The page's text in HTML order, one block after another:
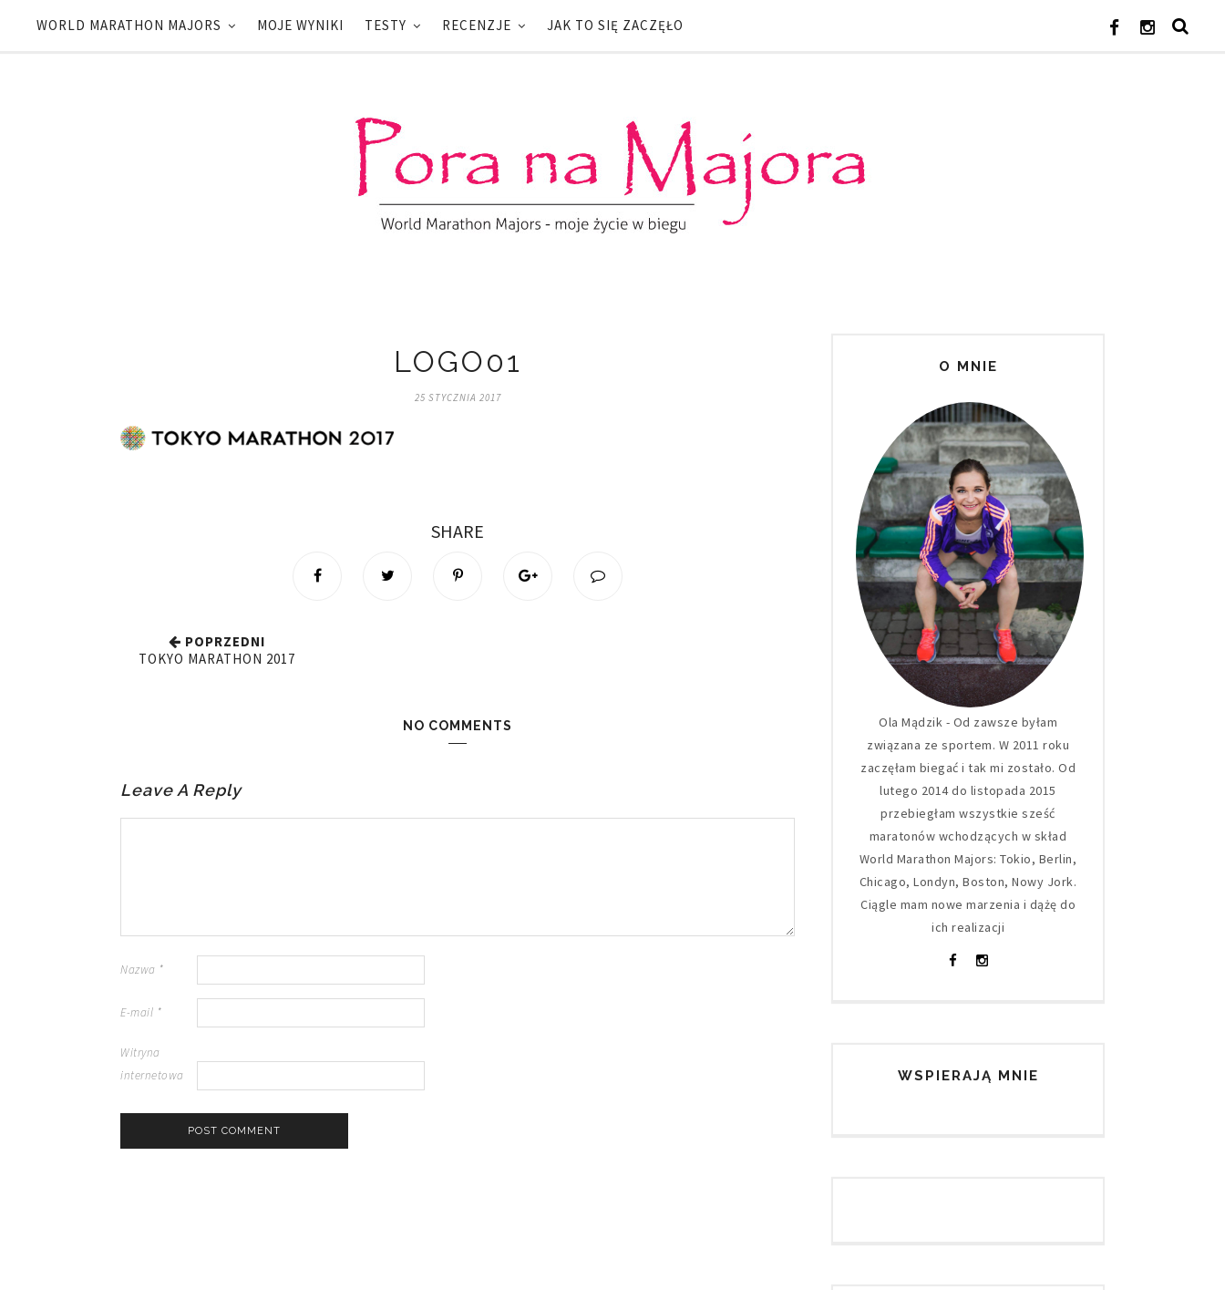
WORLD MARATHON MAJORS MOJE WYNIKI TESTY RECENZJE JAK TO SIĘ ZACZĘŁO
LOGO01
25 STYCZNIA 2017
SHARE
POPRZEDNI
TOKYO MARATHON 2017
NO COMMENTS
Leave A Reply
Nazwa *
E-mail *
Witryna
internetowa
O MNIE
Ola Mądzik - Od zawsze byłam
związana ze sportem. W 2011 roku
zaczęłam biegać i tak mi zostało. Od
lutego 2014 do listopada 2015
przebiegłam wszystkie sześć
maratonów wchodzących w skład
World Marathon Majors: Tokio, Berlin,
Chicago, Londyn, Boston, Nowy Jork.
Ciągle mam nowe marzenia i dążę do
ich realizacji
WSPIERAJĄ MNIE